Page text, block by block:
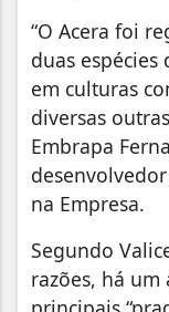
“O Acera foi
duas
em culturas
diversas
Embrapa
na Empresa.
Segundo
razões, há